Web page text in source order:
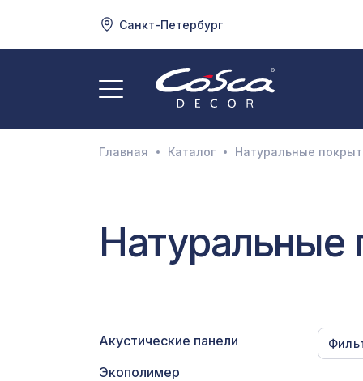
Санкт-Петербург
Главная Каталог Натуральные
Натуральные
Акустические панели
Экополимер